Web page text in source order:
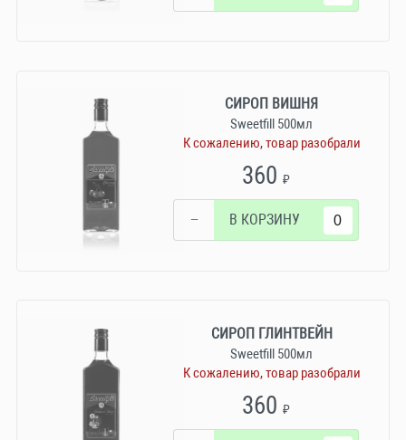
СИРОП ВИШНЯ
Sweetfill 500мл
К сожалению, товар разобрали
360₽
− В КОРЗИНУ
СИРОП ГЛИНТВЕЙН
Sweetfill 500мл
К сожалению, товар разобрали
360₽